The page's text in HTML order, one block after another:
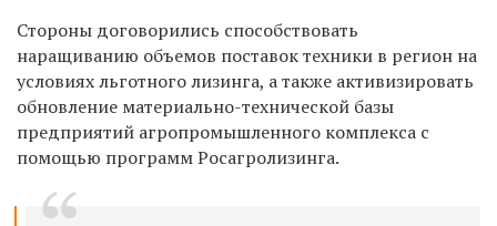
Стороны договорились способствовать
наращиванию объемов поставок техники в регион на
условиях льготного лизинга, а также активизировать
обновление материально-технической базы
предприятий агропромышленного комплекса с
помощью программ Росагролизинга.